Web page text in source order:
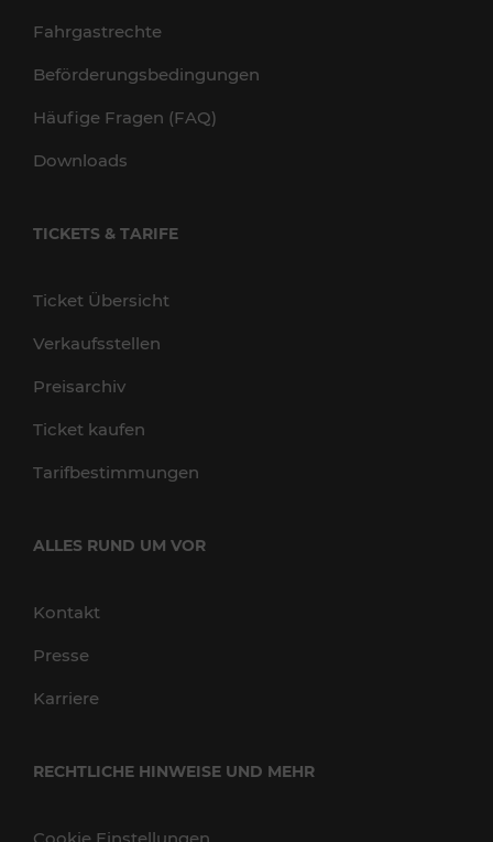
Fahrgastrechte
Beförderungsbedingungen
Häufige Fragen (FAQ)
Downloads
TICKETS & TARIFE
Ticket Übersicht
Verkaufsstellen
Preisarchiv
Ticket kaufen
Tarifbestimmungen
ALLES RUND UM VOR
Kontakt
Presse
Karriere
RECHTLICHE HINWEISE UND MEHR